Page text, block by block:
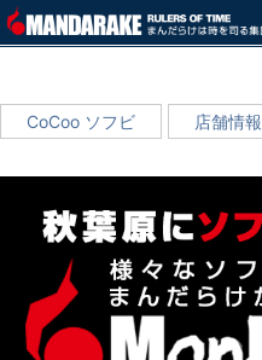
CoCoo ソフビ 店舗情報